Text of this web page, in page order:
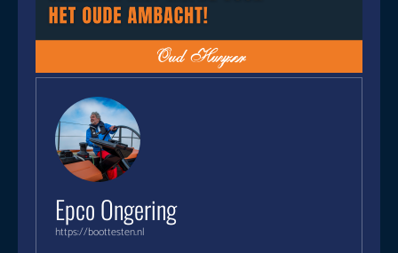
Epco Ongering
https://boottesten.nl